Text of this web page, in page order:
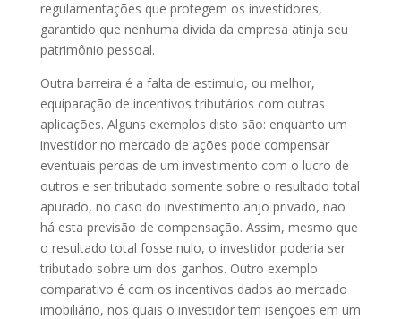
regulamentações que protegem os investidores,
garantido que nenhuma divida da empresa atinja seu
patrimônio pessoal.
Outra barreira é a falta de estimulo, ou melhor,
equiparação de incentivos tributários com outras
aplicações. Alguns exemplos disto são: enquanto um
investidor no mercado de ações pode compensar
eventuais perdas de um investimento com o lucro de
outros e ser tributado somente sobre o resultado total
apurado, no caso do investimento anjo privado, não
há esta previsão de compensação. Assim, mesmo que
o resultado total fosse nulo, o investidor poderia ser
tributado sobre um dos ganhos. Outro exemplo
comparativo é com os incentivos dados ao mercado
imobiliário, nos quais o investidor tem isenções em um